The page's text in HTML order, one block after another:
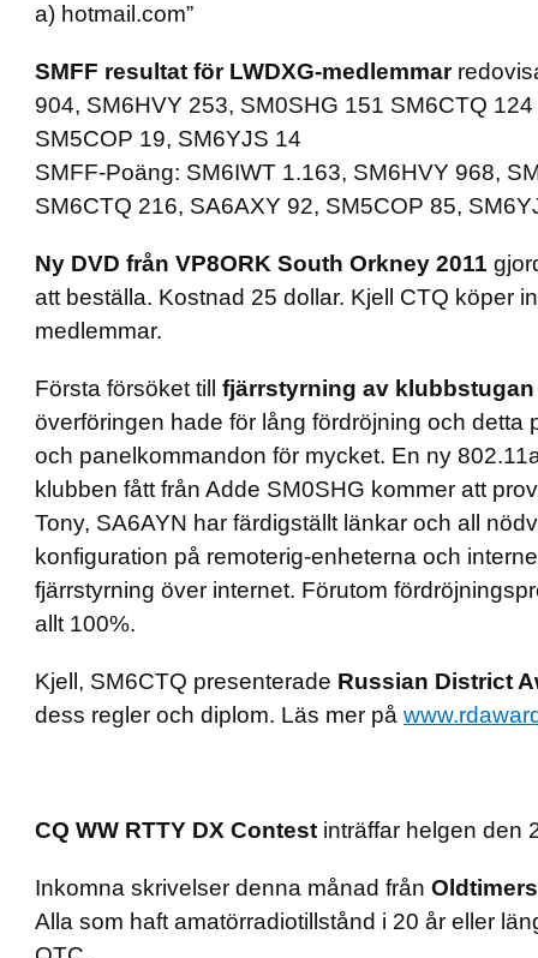
a) hotmail.com”
SMFF resultat för LWDXG-medlemmar
904, SM6HVY 253, SM0SHG 151 SM6CTQ
SM5COP 19, SM6YJS 14
SMFF-Poäng: SM6IWT 1.163, SM6HVY 968,
SM6CTQ 216, SA6AXY 92, SM5COP 85,
Ny DVD från VP8ORK South Orkney 2011
att beställa. Kostnad 25 dollar. Kjell CTQ köper
medlemmar.
Första försöket till fjärrstyrning av klubbstugan
överföringen hade för lång fördröjning och detta
och panelkommandon för mycket. En ny
klubben fått från Adde SM0SHG kommer att
Tony, SA6AYN har färdigställt länkar och all
konfiguration på remoterig-enheterna och
fjärrstyrning över internet. Förutom
allt 100%.
Kjell, SM6CTQ presenterade Russian District
dess regler och diplom. Läs mer på
CQ WW RTTY DX Contest inträffar helgen den
Inkomna skrivelser denna månad från
Alla som haft amatörradiotillstånd i 20 år eller